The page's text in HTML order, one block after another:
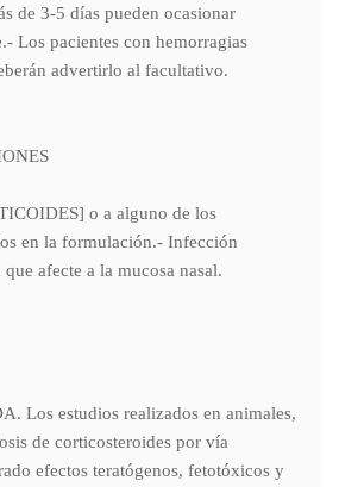
de 3-5 días pueden ocasionar
Los pacientes con hemorragias
advertirlo al facultativo.
o a alguno de los
en la formulación.- Infección
afecte a la mucosa nasal.
Los estudios realizados en animales,
de corticosteroides por vía
efectos teratógenos, fetotóxicos y